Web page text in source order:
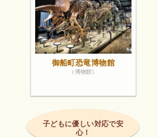
御船町恐竜博物館
（博物館）
子どもに優しい対応で安
心！